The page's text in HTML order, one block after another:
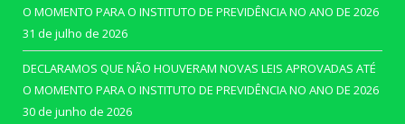
O MOMENTO PARA O INSTITUTO DE PREVIDÊNCIA NO ANO DE 2026
31 de julho de 2026
DECLARAMOS QUE NÃO HOUVERAM NOVAS LEIS APROVADAS ATÉ
O MOMENTO PARA O INSTITUTO DE PREVIDÊNCIA NO ANO DE 2026
30 de junho de 2026